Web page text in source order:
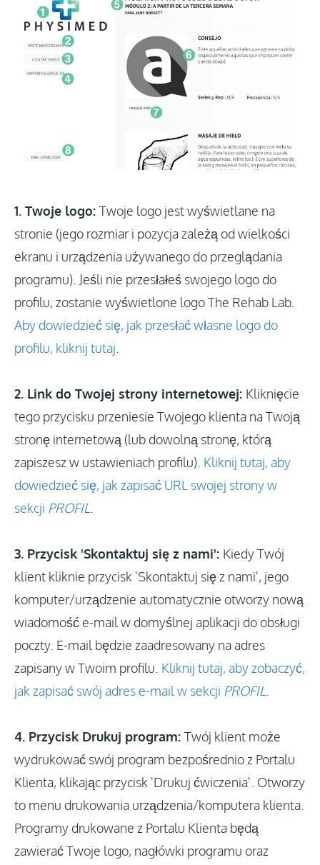
1. Twoje logo:Twoje logo jest wyświetlane na
stronie (jego rozmiar i pozycja zależą od wielkości
ekranu i urządzenia używanego do przeglądania
programu). Jeśli nie przesłałeś swojego logo do
profilu, zostanie wyświetlone logo The Rehab Lab.
Aby dowiedzieć się, jak przesłać własne logo do
profilu, kliknij tutaj
2. Link do Twojej strony internetowej: Kliknięcie
tego przycisku przeniesie Twojego klienta na Twoją
stronę internetową (lub dowolną stronę, którą
zapiszesz w ustawieniach profilu). Kliknij tutaj, aby
dowiedzieć się, jak zapisać URL swojej strony w
sekcji PROFIL
3. Przycisk 'Skontaktuj się z nami': Kiedy Twój
klient kliknie przycisk 'Skontaktuj się z nami', jego
komputer/urządzenie automatycznie otworzy nową
wiadomość e-mail w domyślnej aplikacji do obsługi
poczty. E-mail będzie zaadresowany na adres
zapisany w Twoim profilu. Kliknij tutaj, aby zobaczyć,
jak zapisać swój adres e-mail w sekcji PROFIL
4. Przycisk Drukuj program:Twój klient może
wydrukować swój program bezpośrednio z Portalu
Klienta, klikając przycisk 'Drukuj ćwiczenia'. Otworzy
to menu drukowania urządzenia/komputera klienta.
Programy drukowane z Portalu Klienta będą
zawierać Twoje logo, nagłówki programu oraz